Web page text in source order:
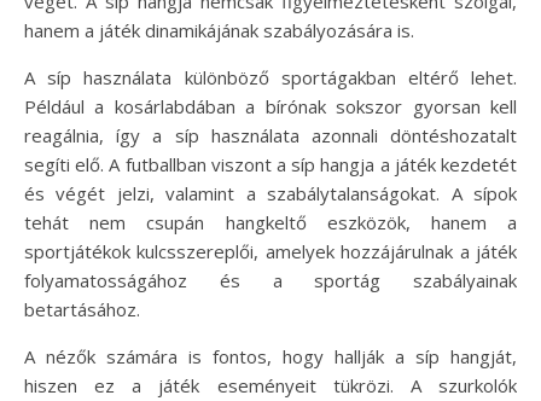
hanem a játék dinamikájának szabályozására is.
A síp használata különböző sportágakban eltérő lehet.
Például a kosárlabdában a bírónak sokszor gyorsan kell
reagálnia, így a síp használata azonnali döntéshozatalt
segíti elő. A futballban viszont a síp hangja a játék kezdetét
és végét jelzi, valamint a szabálytalanságokat. A sípok
tehát nem csupán hangkeltő eszközök, hanem a
sportjátékok kulcsszereplői, amelyek hozzájárulnak a játék
folyamatosságához és a sportág szabályainak
betartásához.
A nézők számára is fontos, hogy hallják a síp hangját,
hiszen ez a játék eseményeit tükrözi. A szurkolók